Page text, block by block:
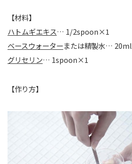
【材料】
ハトムギエキス… 1/2spoon×1
ベースウォーターまたは精製水… 20ml
グリセリン… 1spoon×1
【作り方】